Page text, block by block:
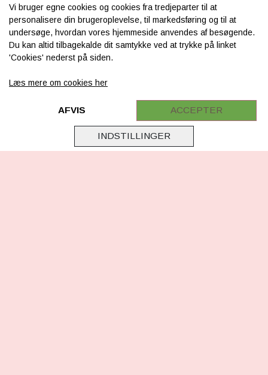
INFORMATION
Om os
Levering & betaling
FAQ
Virksomhedsoplysninger
Vi bruger egne cookies og cookies fra tredjeparter til at
personalisere din brugeroplevelse, til markedsføring og til at
undersøge, hvordan vores hjemmeside anvendes af besøgende.
Du kan altid tilbagekalde dit samtykke ved at trykke på linket
'Cookies' nederst på siden.
Læs mere om cookies her
INDSTILLINGER
AFVIS ACCEPTER